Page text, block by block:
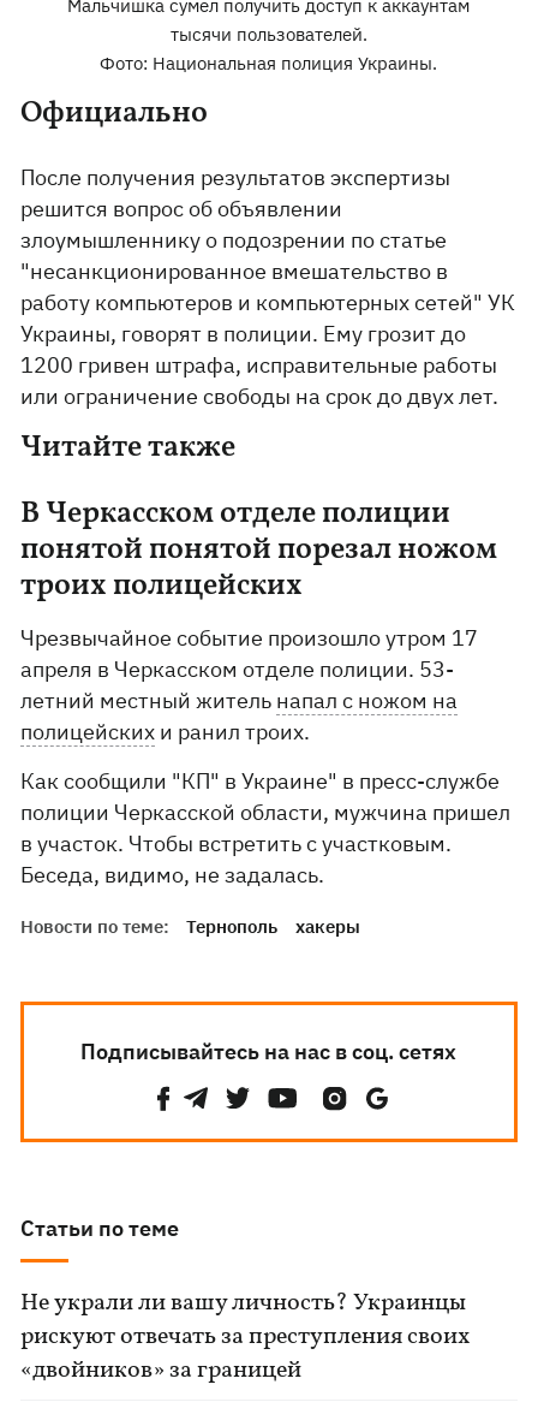
Мальчишка сумел получить доступ к аккаунтам
тысячи пользователей.
Фото: Национальная полиция Украины.
Официально
После получения результатов экспертизы
решится вопрос об объявлении
злоумышленнику о подозрении по статье
"несанкционированное вмешательство в
работу компьютеров и компьютерных сетей" УК
Украины, говорят в полиции. Ему грозит до
1200 гривен штрафа, исправительные работы
или ограничение свободы на срок до двух лет.
Читайте также
В Черкасском отделе полиции
понятой понятой порезал ножом
троих полицейских
Чрезвычайное событие произошло утром 17
апреля в Черкасском отделе полиции. 53-
летний местный житель напал с ножом на
полицейских и ранил троих.
Как сообщили "КП" в Украине" в пресс-службе
полиции Черкасской области, мужчина пришел
в участок. Чтобы встретить с участковым.
Беседа, видимо, не задалась.
Новости по теме: Тернополь хакеры
Подписывайтесь на нас в соц. сетях
Статьи по теме
Не украли ли вашу личность? Украинцы
рискуют отвечать за преступления своих
«двойников» за границей